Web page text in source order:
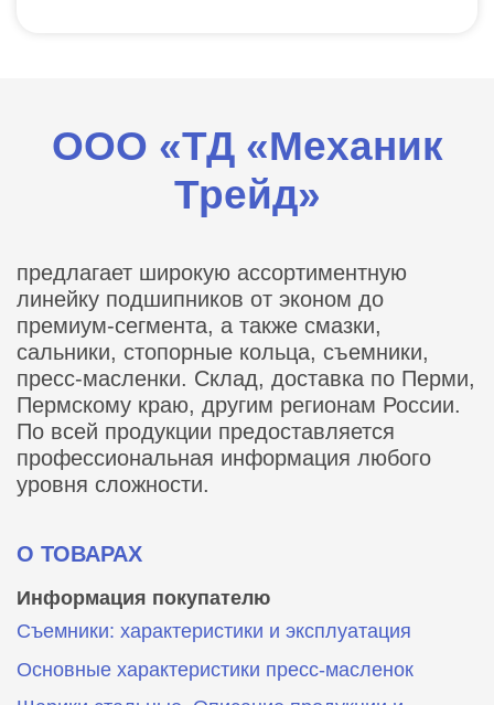
ООО «ТД «Механик
Трейд»
предлагает широкую ассортиментную
линейку подшипников от эконом до
премиум-сегмента, а также смазки,
сальники, стопорные кольца, съемники,
пресс-масленки. Склад, доставка по Перми,
Пермскому краю, другим регионам России.
По всей продукции предоставляется
профессиональная информация любого
уровня сложности.
О ТОВАРАХ
Информация покупателю
Съемники: характеристики и эксплуатация
Основные характеристики пресс‑масленок